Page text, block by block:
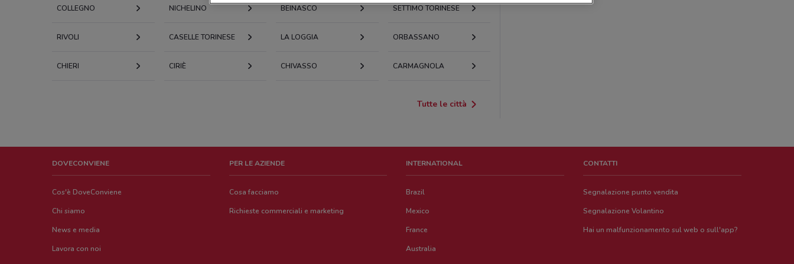
COLLEGNO NICHELINO BEINASCO SETTIMO TORINESE
RIVOLI CASELLE TORINESE LA LOGGIA ORBASSANO
CHIERI CIRIÈ CHIVASSO CARMAGNOLA
Tutte le città
DOVECONVIENE
Cos'è DoveConviene
Chi siamo
News e media
Lavora con noi
PER LE AZIENDE
Cosa facciamo
Richieste commerciali e marketing
INTERNATIONAL
Brazil
Mexico
France
Australia
CONTATTI
Segnalazione punto vendita
Segnalazione Volantino
Hai un malfunzionamento sul web o sull'app?